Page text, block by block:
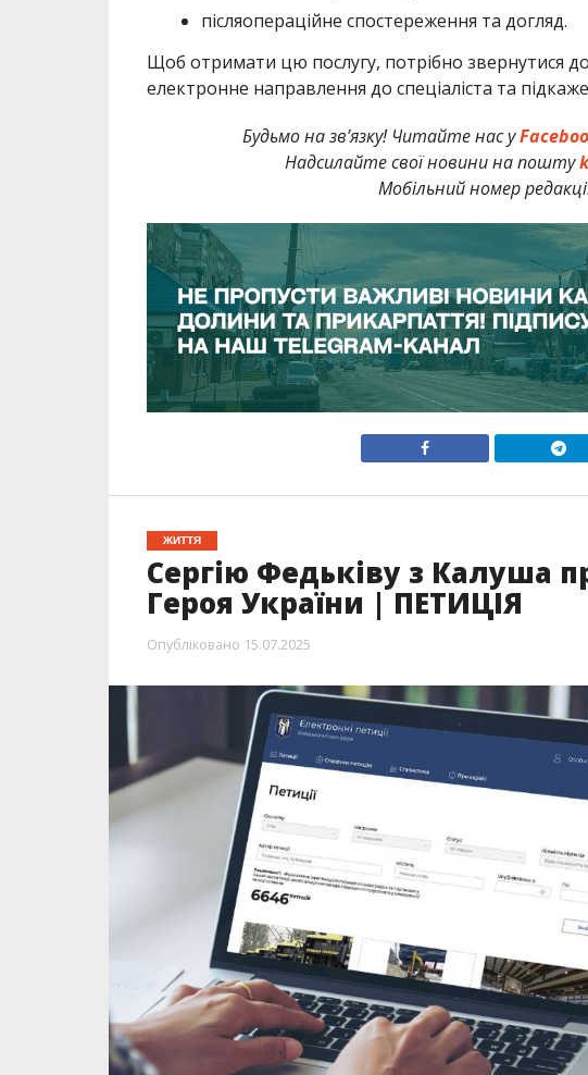
післяопераційне спостереження та догляд.
Щоб отримати цю послугу, потрібно звернутися
електронне направлення до спеціаліста та
Будьмо на зв’язку! Читайте нас у
Надсилайте свої новини на пошту
Мобільний номер
ЖИТТЯ
Сергію Федьківу з Калуша
Героя України | ПЕТИЦІЯ
Опубліковано 15.07.2025